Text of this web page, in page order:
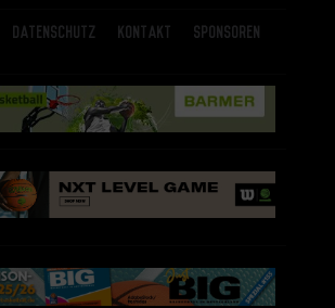
Datenschutz Kontakt Sponsoren